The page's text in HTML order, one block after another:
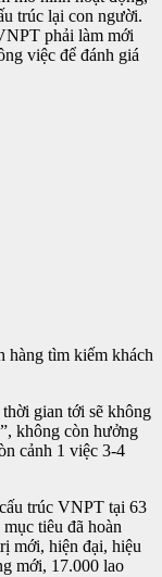
trúc lại con người.
phải làm mới
việc để đánh giá
hàng tìm kiếm khách
gian tới sẽ không
không còn hưởng
cảnh 1 việc 3-4
trúc VNPT tại 63
tiêu đã hoàn
mới, hiện đại, hiệu
mới, 17.000 lao